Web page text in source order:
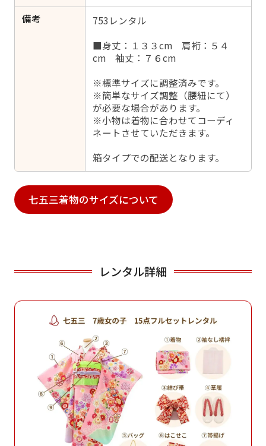
備考
753レンタル
■身丈：１３３cm 肩裄：５４
cm 袖丈：７６cm
※標準サイズに調整済みです。
※簡単なサイズ調整（腰紐にて）
が必要な場合があります。
※小物は着物に合わせてコーディ
ネートさせていただきます。
箱タイプでの配送となります。
七五三着物のサイズについて
レンタル詳細